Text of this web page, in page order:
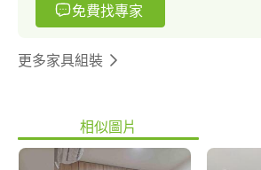
免費找專家
更多家具組裝
相似圖片